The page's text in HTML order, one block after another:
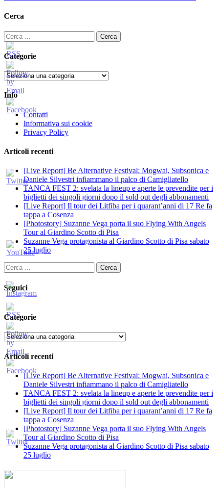
Cerca
Ricerca
per:
Categorie
Categorie
Info
Contatti
Informativa sui cookie
Privacy Policy
Articoli recenti
[Live Report] Be Alternative Festival: Mogwai, Subsonica e
Daniele Silvestri infiammano il palco di Camigliatello
TANCA FEST 2: svelata la lineup e aperte le prevendite per i
biglietti dei singoli giorni dopo il sold out degli abbonamenti
[Live Report] Il tour dei Litfiba per i quarant’anni di 17 Re fa
tappa a Cosenza
[Photostory] Suzanne Vega porta il suo Flying With Angels
Tour al Giardino Scotto di Pisa
Suzanne Vega protagonista al Giardino Scotto di Pisa sabato
25 luglio
Ricerca
per:
Seguici
Categorie
Categorie
Articoli recenti
[Live Report] Be Alternative Festival: Mogwai, Subsonica e
Daniele Silvestri infiammano il palco di Camigliatello
TANCA FEST 2: svelata la lineup e aperte le prevendite per i
biglietti dei singoli giorni dopo il sold out degli abbonamenti
[Live Report] Il tour dei Litfiba per i quarant’anni di 17 Re fa
tappa a Cosenza
[Photostory] Suzanne Vega porta il suo Flying With Angels
Tour al Giardino Scotto di Pisa
Suzanne Vega protagonista al Giardino Scotto di Pisa sabato
25 luglio